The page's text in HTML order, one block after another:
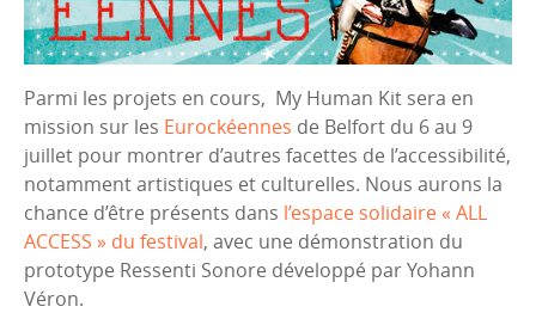
Parmi les projets en cours, My Human Kit sera en
mission sur les Eurockéennes de Belfort du 6 au 9
juillet pour montrer d’autres facettes de l’accessibilité,
notamment artistiques et culturelles. Nous aurons la
chance d’être présents dans l’espace solidaire « ALL
ACCESS » du festival, avec une démonstration du
prototype Ressenti Sonore développé par Yohann
Véron.